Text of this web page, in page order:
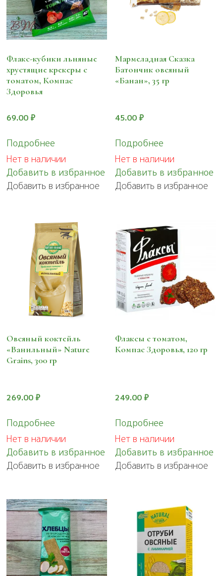
Флакс-кубики льняные
хрустящие крекеры с
томатом, Компас
Здоровья
69.00 ₽
Подробнее
Нет в наличии
Добавить в избранное
Добавить в избранное
Мармеладная Сказка
Батончик овсяный
«Банан», 35 гр
45.00₽
Подробнее
Нет в наличии
Добавить в избранное
Добавить в избранное
Овсяный коктейль
«Ванильный» Nature
Grains, 300 гр
269.00 ₽
Подробнее
Нет в наличии
Добавить в избранное
Добавить в избранное
Флаксы с томатом,
Компас Здоровья, 120 гр
249.00₽
Подробнее
Нет в наличии
Добавить в избранное
Добавить в избранное